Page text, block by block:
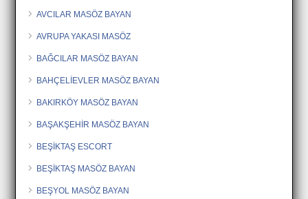
AVCILAR MASÖZ BAYAN
AVRUPA YAKASI MASÖZ
BAĞCILAR MASÖZ BAYAN
BAHÇELİEVLER MASÖZ BAYAN
BAKIRKÖY MASÖZ BAYAN
BAŞAKŞEHİR MASÖZ BAYAN
BEŞİKTAŞ ESCORT
BEŞİKTAŞ MASÖZ BAYAN
BEŞYOL MASÖZ BAYAN